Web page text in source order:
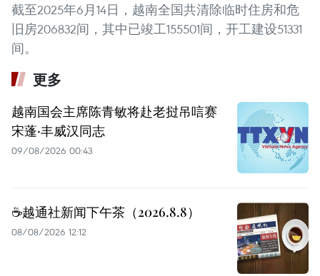
截至2025年6月14日，越南全国共清除临时住房和危
旧房206832间，其中已竣工155501间，开工建设51331
间。
更多
越南国会主席陈青敏将赴老挝吊唁赛
宋蓬·丰威汉同志
09/08/2026 00:43
☕️越通社新闻下午茶（2026.8.8）
08/08/2026 12:12